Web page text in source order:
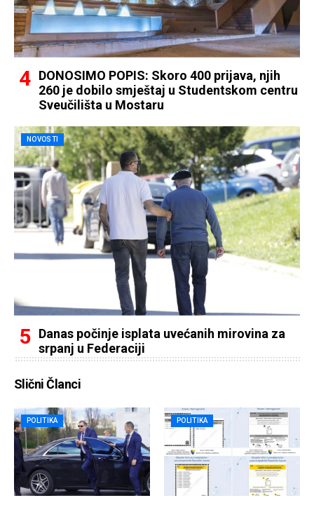
DONOSIMO POPIS: Skoro 400 prijava, njih
260 je dobilo smještaj u Studentskom centru
Sveučilišta u Mostaru
NOVOSTI
Danas počinje isplata uvećanih mirovina za
srpanj u Federaciji
Slični Članci
POLITIKA POLITIKA